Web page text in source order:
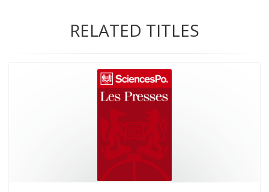
RELATED TITLES